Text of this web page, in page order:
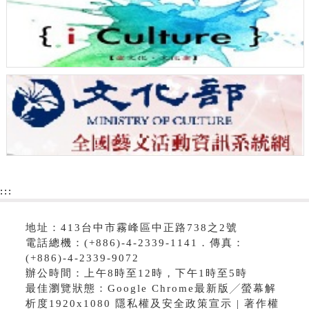
:::
地址：413台中市霧峰區中正路738之2號
電話總機：(+886)-4-2339-1141．傳真：
(+886)-4-2339-9072
辦公時間：上午8時至12時，下午1時至5時
最佳瀏覽狀態：Google Chrome最新版╱螢幕解
析度1920x1080 隱私權及安全政策宣示 | 著作權